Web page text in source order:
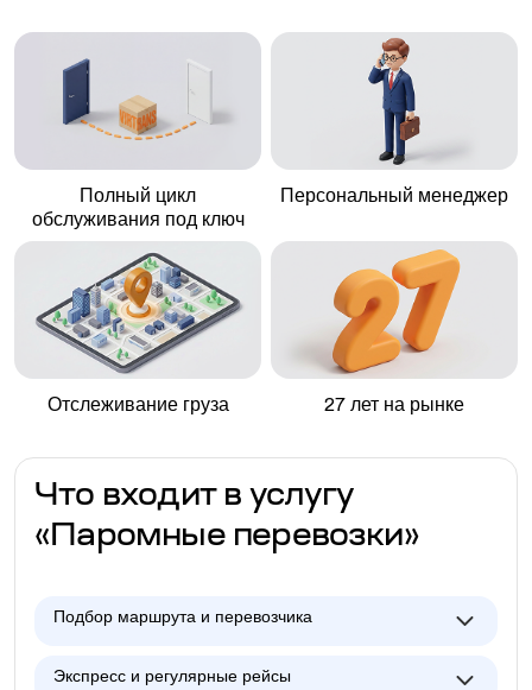
Полный цикл
обслуживания под ключ
Персональный менеджер
Отслеживание груза 27 лет на рынке
Что входит в услугу
«Паромные перевозки»
Подбор маршрута и перевозчика
Экспресс и регулярные рейсы